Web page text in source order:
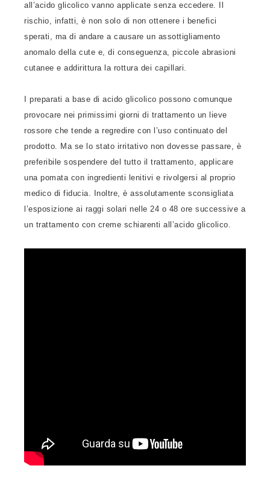
all’acido glicolico vanno applicate senza eccedere. Il
rischio, infatti, è non solo di non ottenere i benefici
sperati, ma di andare a causare un assottigliamento
anomalo della cute e, di conseguenza, piccole abrasioni
cutanee e addirittura la rottura dei capillari.
I preparati a base di acido glicolico possono comunque
provocare nei primissimi giorni di trattamento un lieve
rossore che tende a regredire con l’uso continuato del
prodotto. Ma se lo stato irritativo non dovesse passare, è
preferibile sospendere del tutto il trattamento, applicare
una pomata con ingredienti lenitivi e rivolgersi al proprio
medico di fiducia. Inoltre, è assolutamente sconsigliata
l’esposizione ai raggi solari nelle 24 o 48 ore successive a
un trattamento con creme schiarenti all’acido glicolico.